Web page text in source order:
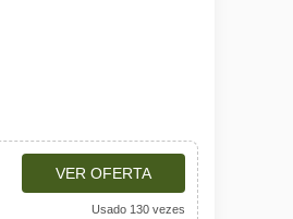
VER OFERTA
Usado 130 vezes